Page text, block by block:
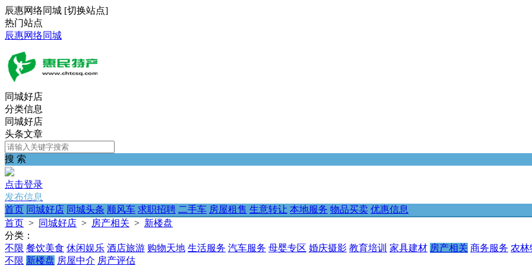
辰惠网络同城 [切换站点]
热门站点
辰惠网络同城
同城好店
分类信息
同城好店
头条文章
搜 索
点击登录
发布信息
首页 同城好店 同城头条 顺风车 求职招聘 二手车 房屋租售 生意转让 本地服务 物品买卖 优惠信息
首页 > 同城好店 > 房产相关 > 新楼盘
分类：
不限 餐饮美食 休闲娱乐 酒店旅游 购物天地 生活服务 汽车服务 母婴专区 婚庆摄影 教育培训 家具建材 房产相关 商务服务 农林
不限 新楼盘 房屋中介 房产评估